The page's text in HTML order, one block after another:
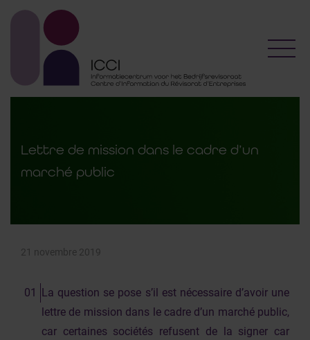
Lettre de mission dans le cadre d’un
marché public
21 novembre 2019
La question se pose s’il est nécessaire d’avoir une
lettre de mission dans le cadre d’un marché public,
car certaines sociétés refusent de la signer car